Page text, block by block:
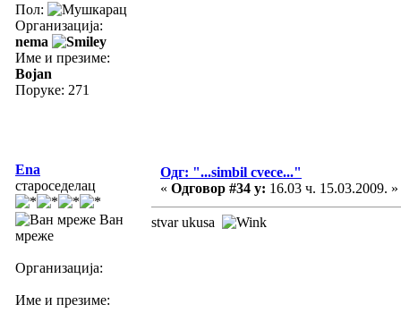
Пол:
Организација:
nema
Име и презиме:
Bojan
Поруке: 271
Ena
староседелац
Ван
мреже
Организација:
Име и презиме:
Одг: "...simbil cvece..."
« Одговор #34 у: 16.03 ч. 15.03.2009. »
stvar ukusa